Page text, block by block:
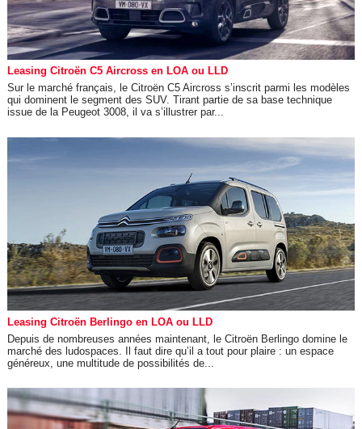
Leasing Citroën C5 Aircross en LOA ou LLD
Sur le marché français, le Citroën C5 Aircross s’inscrit parmi les modèles
qui dominent le segment des SUV. Tirant partie de sa base technique
issue de la Peugeot 3008, il va s’illustrer par...
Leasing Citroën Berlingo en LOA ou LLD
Depuis de nombreuses années maintenant, le Citroën Berlingo domine le
marché des ludospaces. Il faut dire qu’il a tout pour plaire : un espace
généreux, une multitude de possibilités de...